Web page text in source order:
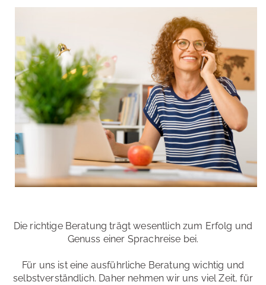
Die richtige Beratung trägt wesentlich zum Erfolg und
Genuss einer Sprachreise bei.
Für uns ist eine ausführliche Beratung wichtig und
selbstverständlich. Daher nehmen wir uns viel Zeit, für